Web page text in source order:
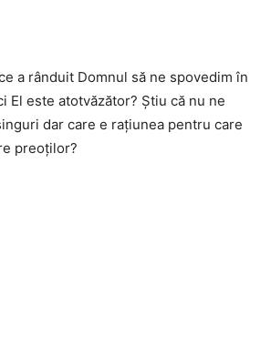
a rânduit Domnul să ne spovedim în
El este atotvăzător? Știu că nu ne
dar care e rațiunea pentru care
preoților?